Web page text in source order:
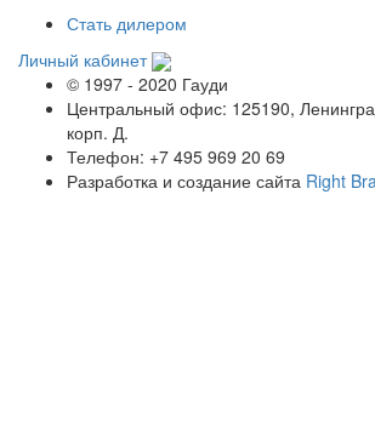
Стать дилером
Личный кабинет
© 1997 - 2020 Гауди
Центральный офис: 125190,
корп. Д.
Телефон: +7 495 969 20 69
Разработка и создание сайта Right